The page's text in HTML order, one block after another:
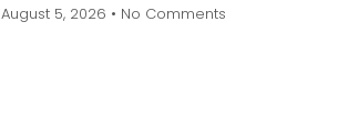
August 5, 2026 No Comments